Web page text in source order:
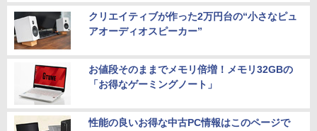
クリエイティブが作った2万円台の“小さなピュ
アオーディオスピーカー”
お値段そのままでメモリ倍増！メモリ32GBの
「お得なゲーミングノート」
性能の良いお得な中古PC情報はこのページで